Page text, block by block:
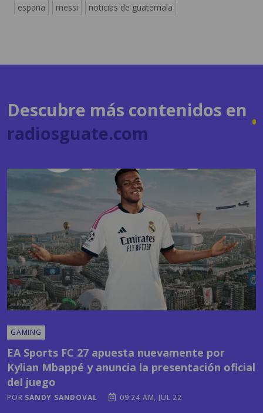
radiosguate.com
GAMING
Kylian Mbappé y anuncia la presentación oficial
del juego
PORSANDY SANDOVAL 09:24 AM, JUL 22